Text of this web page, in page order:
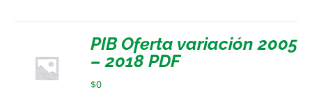
PIB Oferta variación 2005
– 2018 PDF
$0